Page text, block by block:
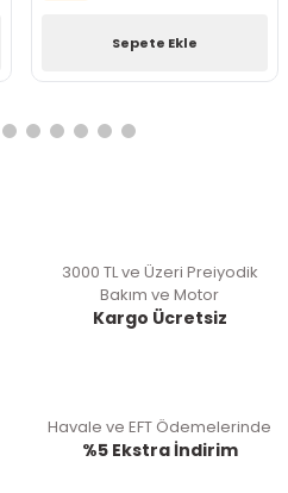
Sepete Ekle
3000 TL ve Üzeri Preiyodik
Bakım ve Motor
Kargo Ücretsiz
Havale ve EFT Ödemelerinde
%5 Ekstra İndirim